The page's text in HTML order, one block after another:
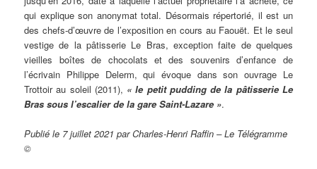
qui explique son anonymat total. Désormais répertorié, il est un
des chefs-d’œuvre de l’exposition en cours au Faouët. Et le seul
vestige de la pâtisserie Le Bras, exception faite de quelques
vieilles boîtes de chocolats et des souvenirs d’enfance de
l’écrivain Philippe Delerm, qui évoque dans son ouvrage Le
Trottoir au soleil (2011), « le petit pudding de la pâtisserie Le
Bras sous l’escalier de la gare Saint-Lazare ».
Publié le 7 juillet 2021 par Charles-Henri Raffin – Le Télégramme
©